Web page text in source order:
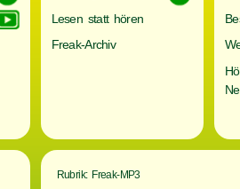
Lesen statt hören
Freak-Archiv
Rubrik: Freak-MP3